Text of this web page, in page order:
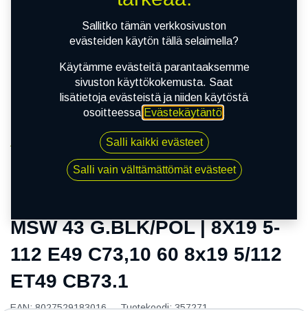
MSW 43 G.BLK/POL | 8X19 5-112 E49 C73,10 60 8x19
5/112 ET49 CB73.1
MSW 43 G.BLK/POL | 8X19 5-
112 E49 C73,10 60 8x19 5/112
ET49 CB73.1
EAN:8027529183016 Tuotekoodi:357271
Sallitko tämän verkkosivuston
evästeiden käytön tällä selaimella?
Käytämme evästeitä parantaaksemme
sivuston käyttökokemusta. Saat
lisätietoja evästeistä ja niiden käytöstä
osoitteessa Evästekäytäntö.
Salli kaikki evästeet
Salli vain välttämättömät evästeet